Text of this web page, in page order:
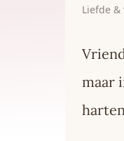
Liefde
maar